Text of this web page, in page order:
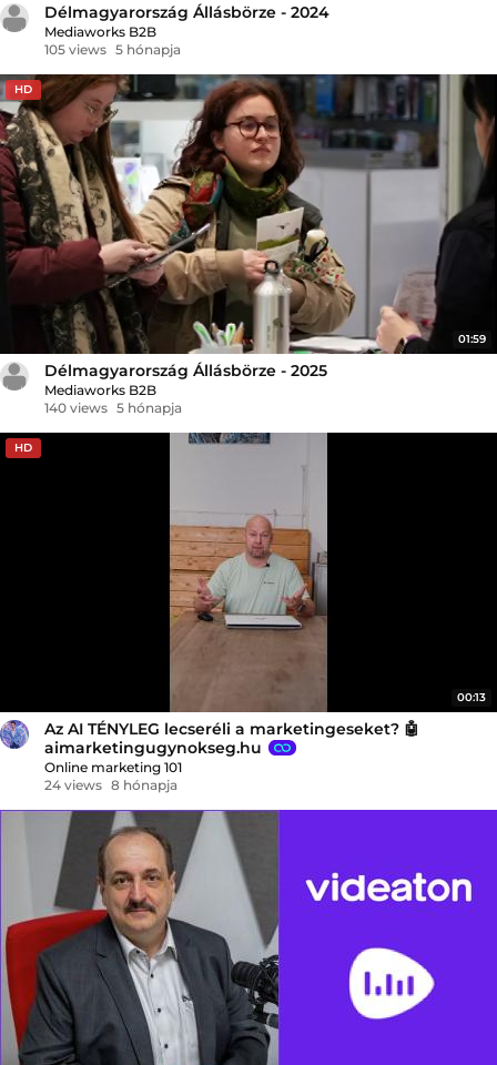
Délmagyarország Állásbörze - 2024
Mediaworks B2B
105 views 5 hónapja
HD
01:59
Délmagyarország Állásbörze - 2025
Mediaworks B2B
140 views 5 hónapja
HD
00:13
Az AI TÉNYLEG lecseréli a marketingeseket? 🤖
aimarketingugynokseg.hu
Online marketing 101
24 views 8 hónapja